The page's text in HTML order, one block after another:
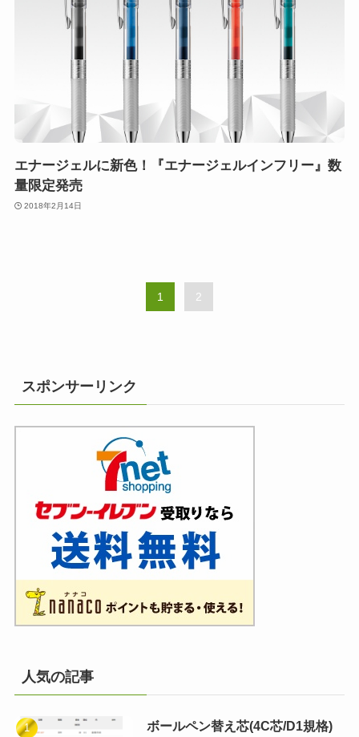
エナージェルに新色！『エナージェルインフリー』数
量限定発売
2018年2月14日
1 2
スポンサーリンク
人気の記事
ボールペン替え芯(4C芯/D1規格)